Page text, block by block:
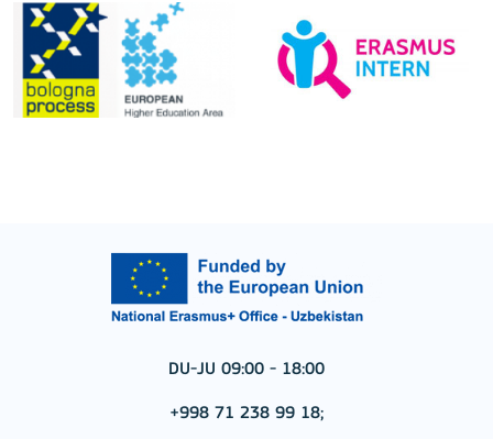
DU-JU 09:00 - 18:00
+998 71 238 99 18;